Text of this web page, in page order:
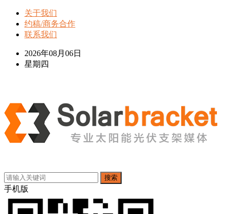
关于我们
约稿/商务合作
联系我们
2026年08月06日
星期四
搜索
手机版